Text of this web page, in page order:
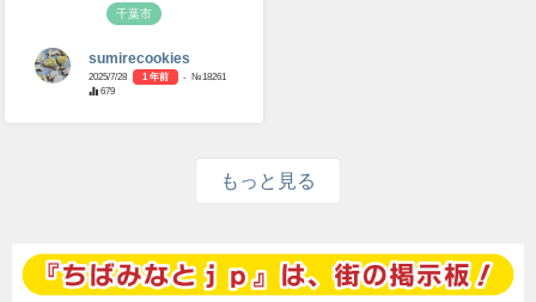
千葉市
sumirecookies
2025/7/28 1 年前
- №18261
679
もっと見る